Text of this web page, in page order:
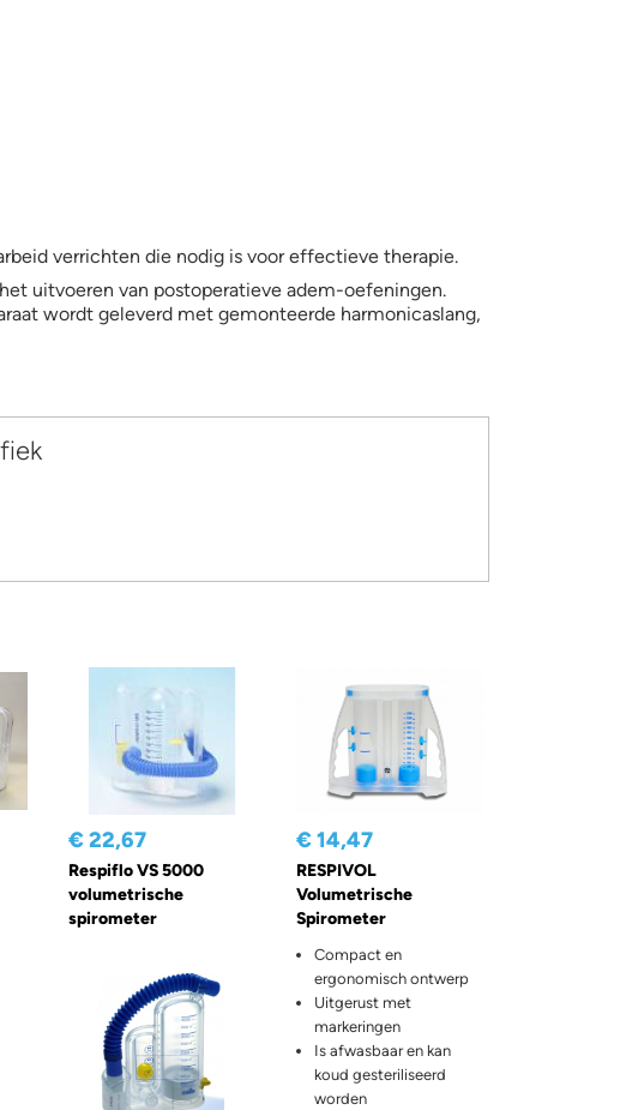
verrichten die nodig is voor effectieve therapie.
uitvoeren van postoperatieve adem-oefeningen.
wordt geleverd met gemonteerde harmonicaslang,
€ 22,67
Respiflo VS 5000
volumetrische
spirometer
€ 14,47
RESPIVOL
Volumetrische
Spirometer
Compact en
ergonomisch ontwerp
Uitgerust met
markeringen
Is afwasbaar en kan
koud gesteriliseerd
worden